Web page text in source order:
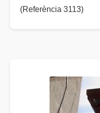
(Referència 3113)